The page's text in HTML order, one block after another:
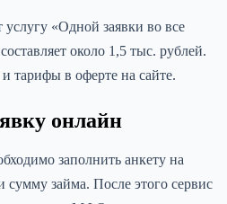
услугу «Одной заявки во все
около 1,5 тыс. рублей.
тарифы в оферте на сайте.
онлайн
заполнить анкету на
сумму займа. После этого сервис